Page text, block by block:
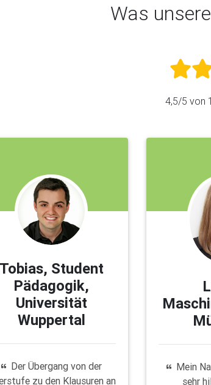
Was
4,5/5 von
Student
Pädagogik,
Universität
Wuppertal
Der Übergang von der
zu den Klausuren an
Mein
sehr